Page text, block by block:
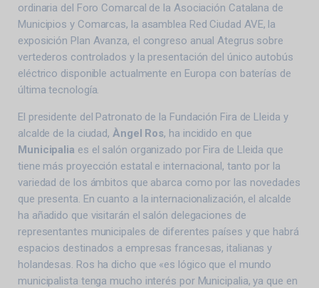
ordinaria del Foro Comarcal de la Asociación Catalana de
Municipios y Comarcas, la asamblea Red Ciudad AVE, la
exposición Plan Avanza, el congreso anual Ategrus sobre
vertederos controlados y la presentación del único autobús
eléctrico disponible actualmente en Europa con baterías de
última tecnología.
El presidente del Patronato de la Fundación Fira de Lleida y
alcalde de la ciudad,Àngel Ros, ha incidido en que
Municipalia es el salón organizado por Fira de Lleida que
tiene más proyección estatal e internacional, tanto por la
variedad de los ámbitos que abarca como por las novedades
que presenta. En cuanto a la internacionalización, el alcalde
ha añadido que visitarán el salón delegaciones de
representantes municipales de diferentes países y que habrá
espacios destinados a empresas francesas, italianas y
holandesas. Ros ha dicho que «es lógico que el mundo
municipalista tenga mucho interés por Municipalia, ya que en